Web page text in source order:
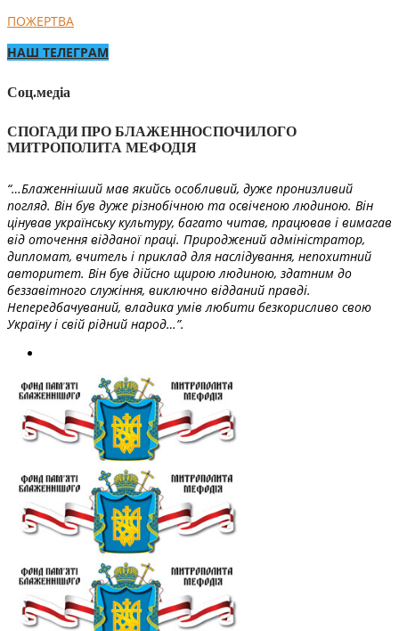
ПОЖЕРТВА
НАШ ТЕЛЕГРАМ
Соц.медіа
СПОГАДИ ПРО БЛАЖЕННОСПОЧИЛОГО
МИТРОПОЛИТА МЕФОДІЯ
“…Блаженніший мав якийсь особливий, дуже пронизливий
погляд. Він був дуже різнобічною та освіченою людиною. Він
цінував українську культуру, багато читав, працював і вимагав
від оточення відданої праці. Природжений адміністратор,
дипломат, вчитель і приклад для наслідування, непохитний
авторитет. Він був дійсно щирою людиною, здатним до
беззавітного служіння, виключно відданий правді.
Непередбачуваний, владика умів любити безкорисливо свою
Україну і свій рідний народ…”.